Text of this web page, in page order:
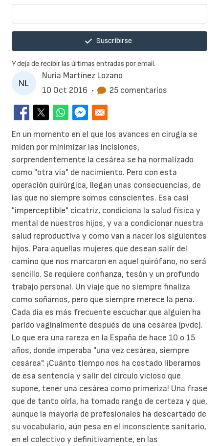
Nuria Martínez Lozano
10 Oct 2016 • 25 comentarios
En un momento en el que los avances en cirugia se
miden por minimizar las incisiones,
sorprendentemente la cesárea se ha normalizado
como "otra via" de nacimiento. Pero con esta
operación quirúrgica, llegan unas consecuencias, de
las que no siempre somos conscientes. Esa casi
"imperceptible" cicatriz, condiciona la salud física y
mental de nuestros hijos, y va a condicionar nuestra
salud reproductiva y como van a nacer los siguientes
hijos. Para aquellas mujeres que desean salir del
camino que nos marcaron en aquel quirófano, no será
sencillo. Se requiere confianza, tesón y un profundo
trabajo personal. Un viaje que no siempre finaliza
como soñamos, pero que siempre merece la pena.
Cada día es más frecuente escuchar que alguien ha
parido vaginalmente después de una cesárea (pvdc).
Lo que era una rareza en la España de hace 10 o 15
años, donde imperaba "una vez cesárea, siempre
cesárea". ¡Cuánto tiempo nos ha costado liberarnos
de esa sentencia y salir del círculo vicioso que
supone, tener una cesárea como primeriza! Una frase
que de tanto oírla, ha tomado rango de certeza y que,
aunque la mayoría de profesionales ha descartado de
su vocabulario, aún pesa en el inconsciente sanitario,
en el colectivo y definitivamente, en las
Suscribirse
Y deja de recibir las últimas entradas por email.